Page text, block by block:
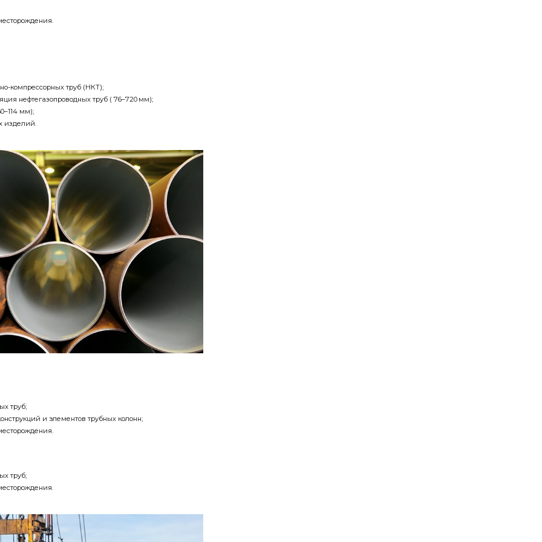
компрессорных труб (НКТ);
нефтегазопроводных труб ( 76–720 мм);
мм);
изделий.
труб;
и элементов трубных колонн;
труб;